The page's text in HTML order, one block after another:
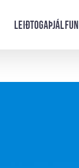
Leiðtogaþjálfun